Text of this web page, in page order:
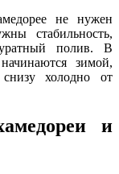
не нужен
стабильность,
полив. В
зимой,
холодно от
и